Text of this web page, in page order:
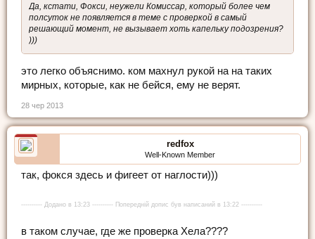
Да, кстати, Фокси, неужели Комиссар, который более чем
полсуток не появляется в теме с проверкой в самый
решающий момент, не вызывает хоть капельку подозрения?
)))
это легко объяснимо. ком махнул рукой на на таких
мирных, которые, как не бейся, ему не верят.
28 чер 2013
redfox
Well-Known Member
так, фокся здесь и фигеет от наглости)))
---------- Додано в 13:23 ---------- Попередній допис був написаний в 13:22 ----------
в таком случае, где же проверка Хела????